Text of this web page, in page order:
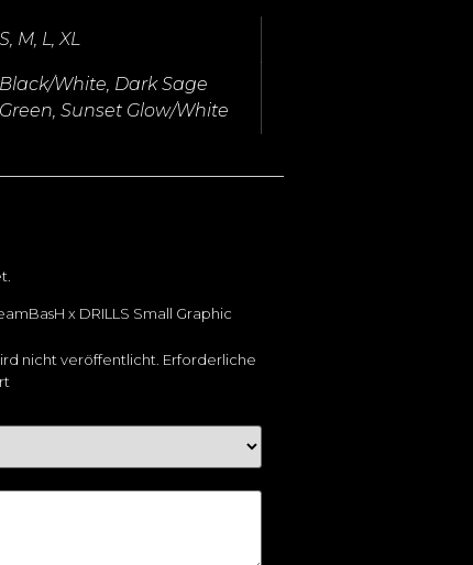
S, M, L, XL
Black/White, Dark Sage
Green, Sunset Glow/White
x DRILLS Small Graphic
nicht veröffentlicht. Erforderliche